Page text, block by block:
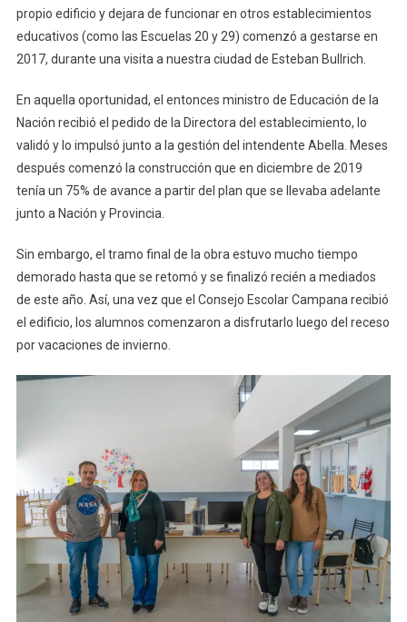
propio edificio y dejara de funcionar en otros establecimientos
educativos (como las Escuelas 20 y 29) comenzó a gestarse en
2017, durante una visita a nuestra ciudad de Esteban Bullrich.
En aquella oportunidad, el entonces ministro de Educación de la
Nación recibió el pedido de la Directora del establecimiento, lo
validó y lo impulsó junto a la gestión del intendente Abella. Meses
después comenzó la construcción que en diciembre de 2019
tenía un 75% de avance a partir del plan que se llevaba adelante
junto a Nación y Provincia.
Sin embargo, el tramo final de la obra estuvo mucho tiempo
demorado hasta que se retomó y se finalizó recién a mediados
de este año. Así, una vez que el Consejo Escolar Campana recibió
el edificio, los alumnos comenzaron a disfrutarlo luego del receso
por vacaciones de invierno.